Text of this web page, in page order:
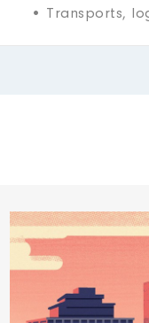
• Transports,